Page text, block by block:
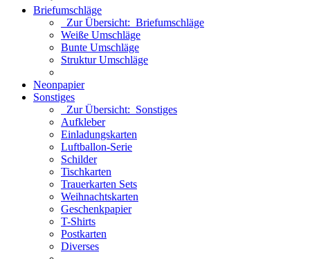
Briefumschläge
Zur Übersicht: Briefumschläge
Weiße Umschläge
Bunte Umschläge
Struktur Umschläge
Neonpapier
Sonstiges
Zur Übersicht: Sonstiges
Aufkleber
Einladungskarten
Luftballon-Serie
Schilder
Tischkarten
Trauerkarten Sets
Weihnachtskarten
Geschenkpapier
T-Shirts
Postkarten
Diverses